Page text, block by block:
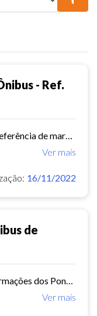
- Ref.
Ver mais
16/11/2022
de
Ver mais